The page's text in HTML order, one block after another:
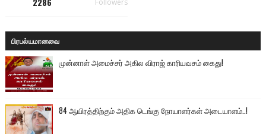
Followers
பிரபல்யமானவை
முன்னாள் அமைச்சர் அகில விராஜ் காரியவசம் கைது!
84 ஆயிரத்திற்கும் அதிக டெங்கு நோயாளர்கள் அடையாளம்..!